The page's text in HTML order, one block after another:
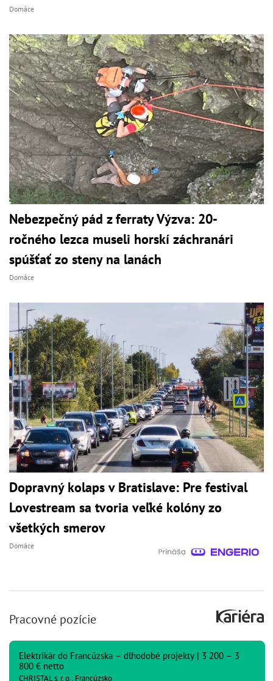
Domáce
Nebezpečný pád z ferraty Výzva: 20-
ročného lezca museli horskí záchranári
spúšťať zo steny na lanách
Domáce
Dopravný kolaps v Bratislave: Pre festival
Lovestream sa tvoria veľké kolóny zo
všetkých smerov
Domáce
Pracovné pozície
Elektrikár do Francúzska – dlhodobé projekty | 3 200 – 3
800 € netto
CHRISTAL s. r. o., Francúzsko